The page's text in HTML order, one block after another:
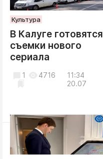
Культура
В Калуге готовятся
съемки нового
сериала
11:34
20.07
1 4716